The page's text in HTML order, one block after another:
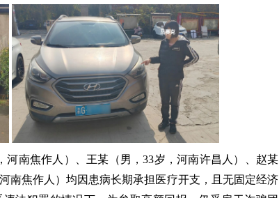
南焦作人）、王某（男，33岁，河南许昌人）、赵某
南焦作人）均因患病长期承担医疗开支，且无固定经济